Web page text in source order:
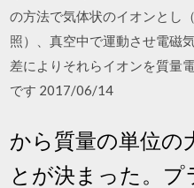
の方法で気体状のイオンとし
照）、真空中で運動させ電磁
差によりそれらイオンを質量
です 2017/06/14
から質量の単位の
とが決まった。プ